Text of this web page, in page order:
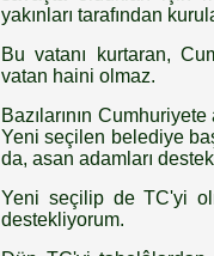
yakınları tarafından
Bu vatanı kurtaran,
vatan haini olmaz.
Bazılarının
Yeni seçilen belediye
da, asan adamları
Yeni seçilip de TC'yi
destekliyorum.